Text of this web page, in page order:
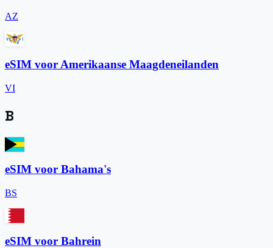
AZ
eSIM voor Amerikaanse Maagdeneilanden
VI
B
eSIM voor Bahama's
BS
eSIM voor Bahrein